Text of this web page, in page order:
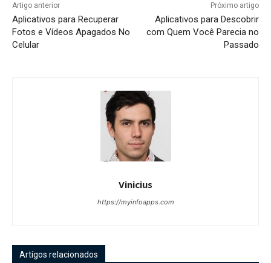
Artigo anterior
Aplicativos para Recuperar
Fotos e Vídeos Apagados No
Celular
Próximo artigo
Aplicativos para Descobrir
com Quem Você Parecia no
Passado
Vinicius
https://myinfoapps.com
Artígos relacionados